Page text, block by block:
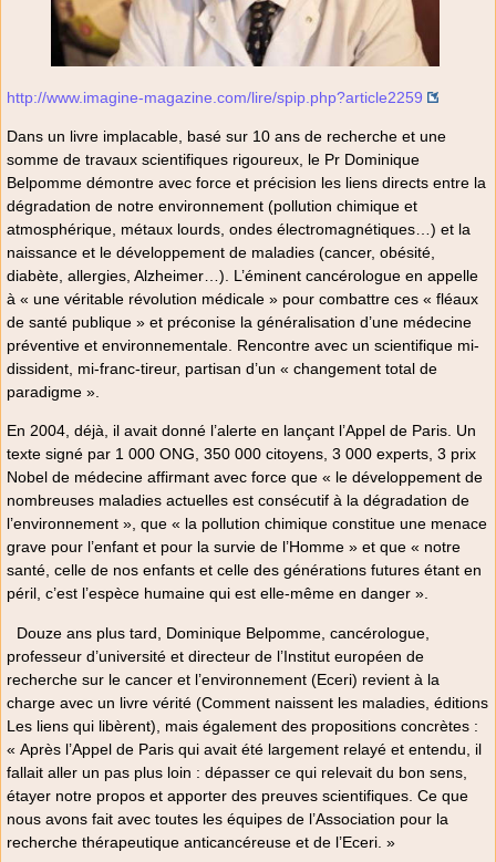
http://www.imagine-magazine.com/lire/spip.php?article2259
Dans un livre implacable, basé sur 10 ans de recherche et une
somme de travaux scientifiques rigoureux, le Pr Dominique
Belpomme démontre avec force et précision les liens directs entre la
dégradation de notre environnement (pollution chimique et
atmosphérique, métaux lourds, ondes électromagnétiques…) et la
naissance et le développement de maladies (cancer, obésité,
diabète, allergies, Alzheimer…). L’éminent cancérologue en appelle
à « une véritable révolution médicale » pour combattre ces « fléaux
de santé publique » et préconise la généralisation d’une médecine
préventive et environnementale. Rencontre avec un scientifique mi-
dissident, mi-franc-tireur, partisan d’un « changement total de
paradigme ».
En 2004, déjà, il avait donné l’alerte en lançant l’Appel de Paris. Un
texte signé par 1 000 ONG, 350 000 citoyens, 3 000 experts, 3 prix
Nobel de médecine affirmant avec force que « le développement de
nombreuses maladies actuelles est consécutif à la dégradation de
l’environnement », que « la pollution chimique constitue une menace
grave pour l’enfant et pour la survie de l’Homme » et que « notre
santé, celle de nos enfants et celle des générations futures étant en
péril, c’est l’espèce humaine qui est elle-même en danger ».
Douze ans plus tard, Dominique Belpomme, cancérologue,
professeur d’université et directeur de l’Institut européen de
recherche sur le cancer et l’environnement (Eceri) revient à la
charge avec un livre vérité (Comment naissent les maladies, éditions
Les liens qui libèrent), mais également des propositions concrètes :
« Après l’Appel de Paris qui avait été largement relayé et entendu, il
fallait aller un pas plus loin : dépasser ce qui relevait du bon sens,
étayer notre propos et apporter des preuves scientifiques. Ce que
nous avons fait avec toutes les équipes de l’Association pour la
recherche thérapeutique anticancéreuse et de l’Eceri. »